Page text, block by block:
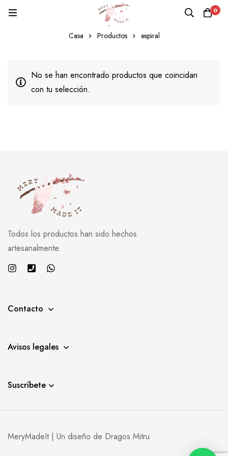
0
espiral
Casa Productos espiral
No se han encontrado productos que coincidan
con tu selección.
Todos los productos han sido hechos
artesanalmente.
Contacto
Avisos legales
Suscríbete
MeryMadeIt | Un diseño de Dragos Mitru